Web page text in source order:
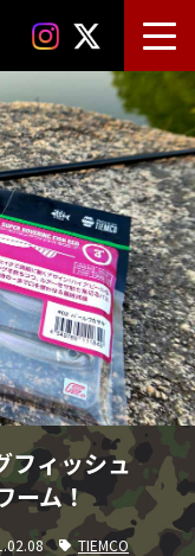
フィッシュ
ーム！
TIEMCO